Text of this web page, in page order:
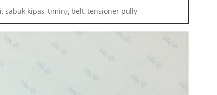
sabuk kipas, timing belt, tensioner pully